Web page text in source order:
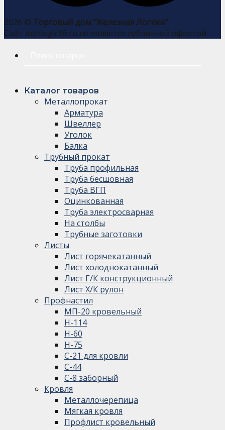
2026 © Торговый дом "Железная Логика"
Сайт ironlogic96.ru не является публичной офертой
Каталог товаров
Металлопрокат
Арматура
Швеллер
Уголок
Балка
Трубный прокат
Труба профильная
Труба бесшовная
Труба ВГП
Оцинкованная
Труба электросварная
На столбы
Трубные заготовки
Листы
Лист горячекатанный
Лист холоднокатанный
Лист Г/К конструкционный
Лист Х/К рулон
Профнастил
МП-20 кровельный
Н-114
Н-60
Н-75
С-21 для кровли
С-44
С-8 заборный
Кровля
Металлочерепица
Мягкая кровля
Профлист кровельный